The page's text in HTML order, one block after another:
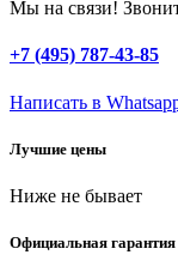
мм,
электрический
Профессионал
quantity
Мы на связи!
+7 (495) 787-43-85
Написать в
Лучшие цены
Ниже не бывает
Официальная гарантия